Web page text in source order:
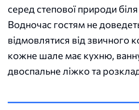
серед степової природи
Водночас гостям не
відмовлятися від звичного
кожне шале має кухню,
двоспальне ліжко та